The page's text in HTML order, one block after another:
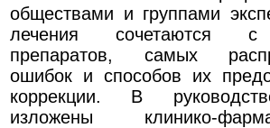
обществами и группами
лечения сочетаются с
препаратов, самых
ошибок и способов их
коррекции. В
изложены клинико-